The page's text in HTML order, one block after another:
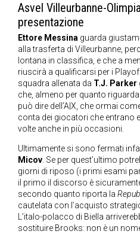
Asvel Villeurbanne-
presentazione
Ettore Messina guarda
alla trasferta di Villeurbanne,
lontana in classifica, e che a
riuscirà a qualificarsi per i
squadra allenata da T.J. Parker
che, almeno per quanto
può dire dell’A|X, che ormai
conta dei giocatori che entrano
volte anche in più occasioni.
Ultimamente si sono fermati
Micov. Se per quest’ultimo
giorni di riposo (i primi esami
il primo il discorso è
secondo quanto riporta la
cautelata con l’acquisto
L’italo-polacco di Biella
sostituire Brooks: non è un